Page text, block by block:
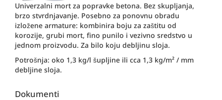
Univerzalni mort za popravke betona. Bez skupljanja,
brzo stvrdnjavanje. Posebno za ponovnu obradu
izložene armature: kombinira boju za zaštitu od
korozije, grubi mort, fino punilo i vezivno sredstvo u
jednom proizvodu. Za bilo koju debljinu sloja.
Potrošnja: oko 1,3 kg/l šupljine ili cca 1,3 kg/m² / mm
debljine sloja.
Dokumenti